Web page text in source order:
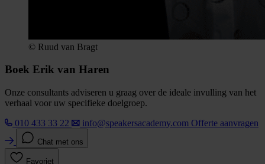
© Ruud van Bragt
Boek Erik van Haren
Onze consultants adviseren u graag over de ideale invulling van het
verhaal voor uw specifieke doelgroep.
010 433 33 22
info@speakersacademy.com Offerte aanvragen
Chat met ons
Favoriet